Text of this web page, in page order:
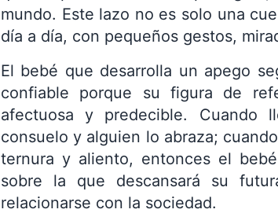
mundo. Este lazo no es solo una
día a día, con pequeños gestos,
El bebé que desarrolla un apego
confiable porque su figura de
afectuosa y predecible. Cuando
consuelo y alguien lo abraza;
ternura y aliento, entonces el
sobre la que descansará su
relacionarse con la sociedad.